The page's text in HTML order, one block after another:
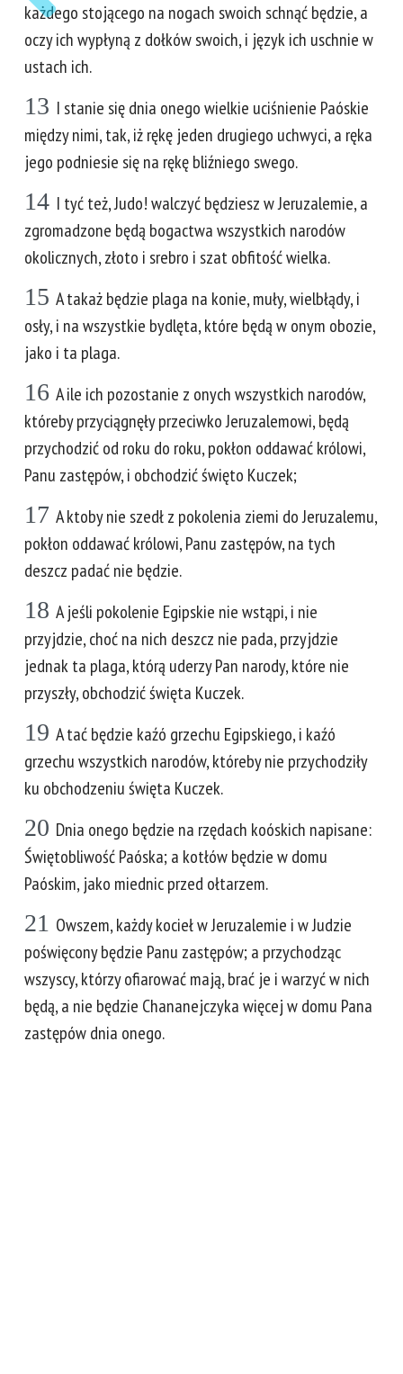
każdego stojącego na nogach swoich schnąć będzie, a
oczy ich wypłyną z dołków swoich, i język ich uschnie w
ustach ich.
13 I stanie się dnia onego wielkie uciśnienie Paóskie
między nimi, tak, iż rękę jeden drugiego uchwyci, a ręka
jego podniesie się na rękę bliźniego swego.
14 I tyć też, Judo! walczyć będziesz w Jeruzalemie, a
zgromadzone będą bogactwa wszystkich narodów
okolicznych, złoto i srebro i szat obfitość wielka.
15 A takaż będzie plaga na konie, muły, wielbłądy, i
osły, i na wszystkie bydlęta, które będą w onym obozie,
jako i ta plaga.
16 A ile ich pozostanie z onych wszystkich narodów,
któreby przyciągnęły przeciwko Jeruzalemowi, będą
przychodzić od roku do roku, pokłon oddawać królowi,
Panu zastępów, i obchodzić święto Kuczek;
17 A ktoby nie szedł z pokolenia ziemi do Jeruzalemu,
pokłon oddawać królowi, Panu zastępów, na tych
deszcz padać nie będzie.
18 A jeśli pokolenie Egipskie nie wstąpi, i nie
przyjdzie, choć na nich deszcz nie pada, przyjdzie
jednak ta plaga, którą uderzy Pan narody, które nie
przyszły, obchodzić święta Kuczek.
19 A tać będzie kaźó grzechu Egipskiego, i kaźó
grzechu wszystkich narodów, któreby nie przychodziły
ku obchodzeniu święta Kuczek.
20 Dnia onego będzie na rzędach koóskich napisane:
Świętobliwość Paóska; a kotłów będzie w domu
Paóskim, jako miednic przed ołtarzem.
21 Owszem, każdy kocieł w Jeruzalemie i w Judzie
poświęcony będzie Panu zastępów; a przychodząc
wszyscy, którzy ofiarować mają, brać je i warzyć w nich
będą, a nie będzie Chananejczyka więcej w domu Pana
zastępów dnia onego.